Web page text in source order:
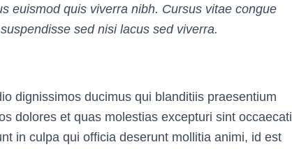
euismod quis viverra nibh. Cursus vitae congue
sed nisi lacus sed viverra.
dignissimos ducimus qui blanditiis praesentium
dolores et quas molestias excepturi sint occaecati
in culpa qui officia deserunt mollitia animi, id est